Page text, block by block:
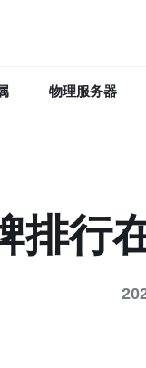
物理服务器
排行